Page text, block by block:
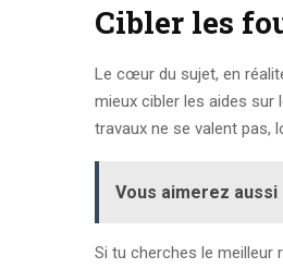
Cibler les
Le cœur du sujet, en
mieux cibler les aides sur
travaux ne se valent pas,
Vous aimerez aussi
Si tu cherches le meilleur